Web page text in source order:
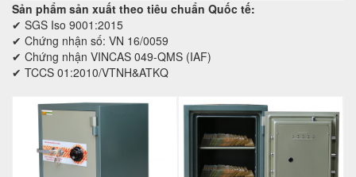
Sản phẩm sản xuất theo tiêu chuẩn Quốc tế:
✔ SGS Iso 9001:2015
✔ Chứng nhận số: VN 16/0059
✔ Chứng nhận VINCAS 049-QMS (IAF)
✔ TCCS 01:2010/VTNH&ATKQ